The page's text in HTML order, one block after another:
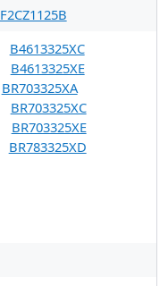
F2CZ1125B
B4613325XC
B4613325XE
BR703325XA
BR703325XC
BR703325XE
BR783325XD